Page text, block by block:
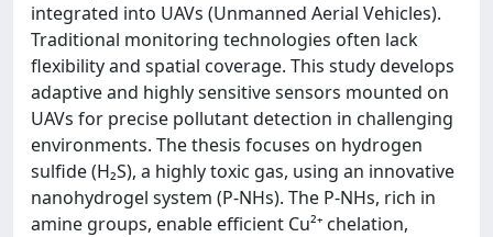
integrated into UAVs (Unmanned Aerial Vehicles).
Traditional monitoring technologies often lack
flexibility and spatial coverage. This study develops
adaptive and highly sensitive sensors mounted on
UAVs for precise pollutant detection in challenging
environments. The thesis focuses on hydrogen
sulfide (H₂S), a highly toxic gas, using an innovative
nanohydrogel system (P-NHs). The P-NHs, rich in
amine groups, enable efficient Cu²⁺ chelation,